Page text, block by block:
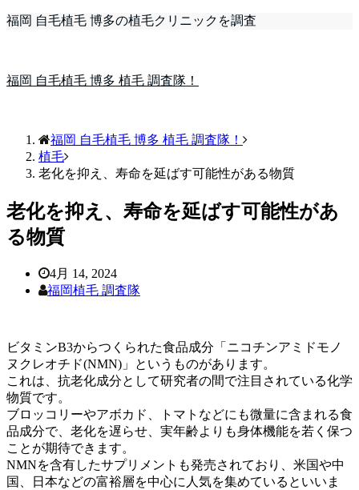
福岡 自毛植毛 博多の植毛クリニックを調査
福岡 自毛植毛 博多 植毛 調査隊！
福岡 自毛植毛 博多 植毛 調査隊！
植毛
老化を抑え、寿命を延ばす可能性がある物質
老化を抑え、寿命を延ばす可能性があ
る物質
4月 14, 2024
福岡植毛 調査隊
ビタミンB3からつくられた食品成分「ニコチンアミドモノ
ヌクレオチド(NMN)」というものがあります。
これは、抗老化成分として研究者の間で注目されている化学
物質です。
ブロッコリーやアボカド、トマトなどにも微量に含まれる食
品成分で、老化を遅らせ、実年齢よりも身体機能を若く保つ
ことが期待できます。
NMNを含有したサプリメントも発売されており、米国や中
国、日本などの富裕層を中心に人気を集めているといいま